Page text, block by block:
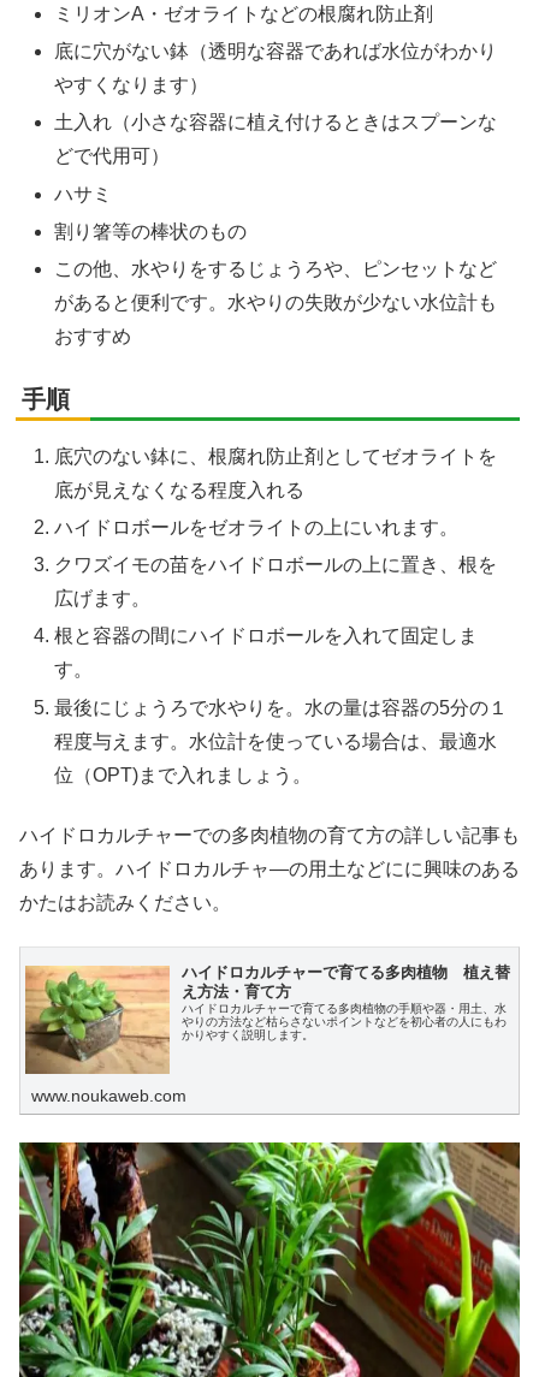
ミリオンA・ゼオライトなどの根腐れ防止剤
底に穴がない鉢（透明な容器であれば水位がわかり
やすくなります）
土入れ（小さな容器に植え付けるときはスプーンな
どで代用可）
ハサミ
割り箸等の棒状のもの
この他、水やりをするじょうろや、ピンセットなど
があると便利です。水やりの失敗が少ない水位計も
おすすめ
手順
底穴のない鉢に、根腐れ防止剤としてゼオライトを
底が見えなくなる程度入れる
ハイドロボールをゼオライトの上にいれます。
クワズイモの苗をハイドロボールの上に置き、根を
広げます。
根と容器の間にハイドロボールを入れて固定しま
す。
最後にじょうろで水やりを。水の量は容器の5分の１
程度与えます。水位計を使っている場合は、最適水
位（OPT)まで入れましょう。
ハイドロカルチャーでの多肉植物の育て方の詳しい記事も
あります。ハイドロカルチャ―の用土などにに興味のある
かたはお読みください。
ハイドロカルチャーで育てる多肉植物 植え替
え方法・育て方
ハイドロカルチャーで育てる多肉植物の手順や器・用土、水
やりの方法など枯らさないポイントなどを初心者の人にもわ
かりやすく説明します。
www.noukaweb.com